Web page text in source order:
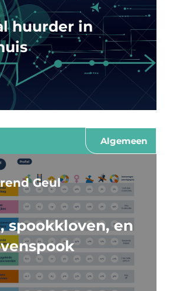
huurder in
Algemeen
Geul
spookkloven, en